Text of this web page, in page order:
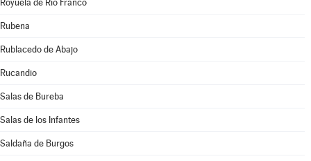
Royuela de Río Franco
Rubena
Rublacedo de Abajo
Rucandio
Salas de Bureba
Salas de los Infantes
Saldaña de Burgos